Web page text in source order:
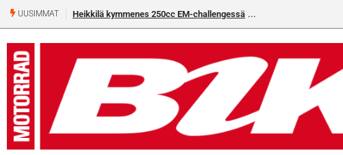
UUSIMMAT Heikkilä kymmenes 250cc EM-challengessä